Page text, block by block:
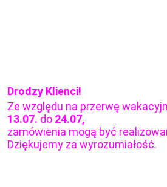
Drodzy Klienci!
Ze względu na przerwę
13.07. do 24.07,
zamówienia mogą być
Dziękujemy za wyrozumiałość.